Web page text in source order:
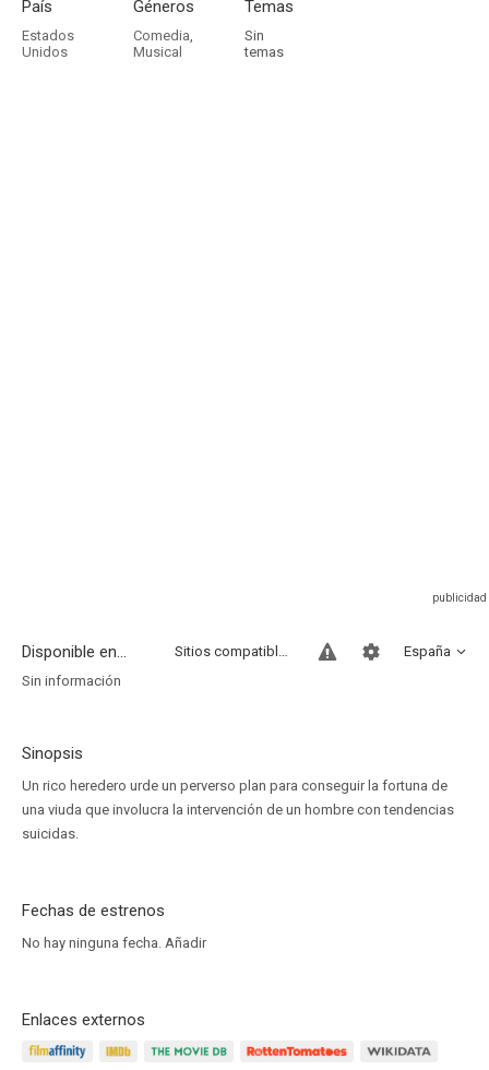
País
Estados
Unidos
Géneros
Comedia,
Musical
Temas
Sin
temas
Disponible en... España
Sitios compatibles
Sin información
Sinopsis
Un rico heredero urde un perverso plan para conseguir la fortuna de
una viuda que involucra la intervención de un hombre con tendencias
suicidas.
Fechas de estrenos
No hay ninguna fecha. Añadir
Enlaces externos